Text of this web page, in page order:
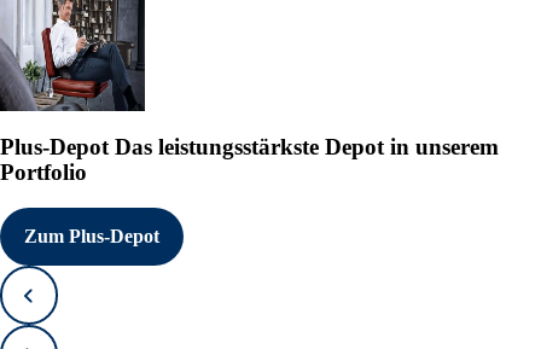
Plus-Depot Das leistungsstärkste Depot in unserem
Portfolio
Zum Plus-Depot
Zurück